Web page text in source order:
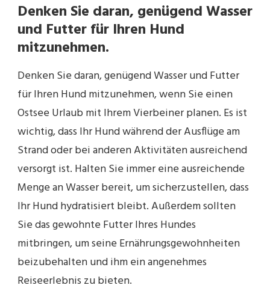
Denken Sie daran, genügend Wasser
und Futter für Ihren Hund
mitzunehmen.
Denken Sie daran, genügend Wasser und Futter
für Ihren Hund mitzunehmen, wenn Sie einen
Ostsee Urlaub mit Ihrem Vierbeiner planen. Es ist
wichtig, dass Ihr Hund während der Ausflüge am
Strand oder bei anderen Aktivitäten ausreichend
versorgt ist. Halten Sie immer eine ausreichende
Menge an Wasser bereit, um sicherzustellen, dass
Ihr Hund hydratisiert bleibt. Außerdem sollten
Sie das gewohnte Futter Ihres Hundes
mitbringen, um seine Ernährungsgewohnheiten
beizubehalten und ihm ein angenehmes
Reiseerlebnis zu bieten.